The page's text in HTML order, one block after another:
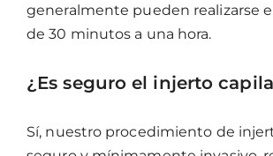
generalmente pueden realizarse
de 30 minutos a una hora.
¿Es seguro el injerto
Sí, nuestro procedimiento de